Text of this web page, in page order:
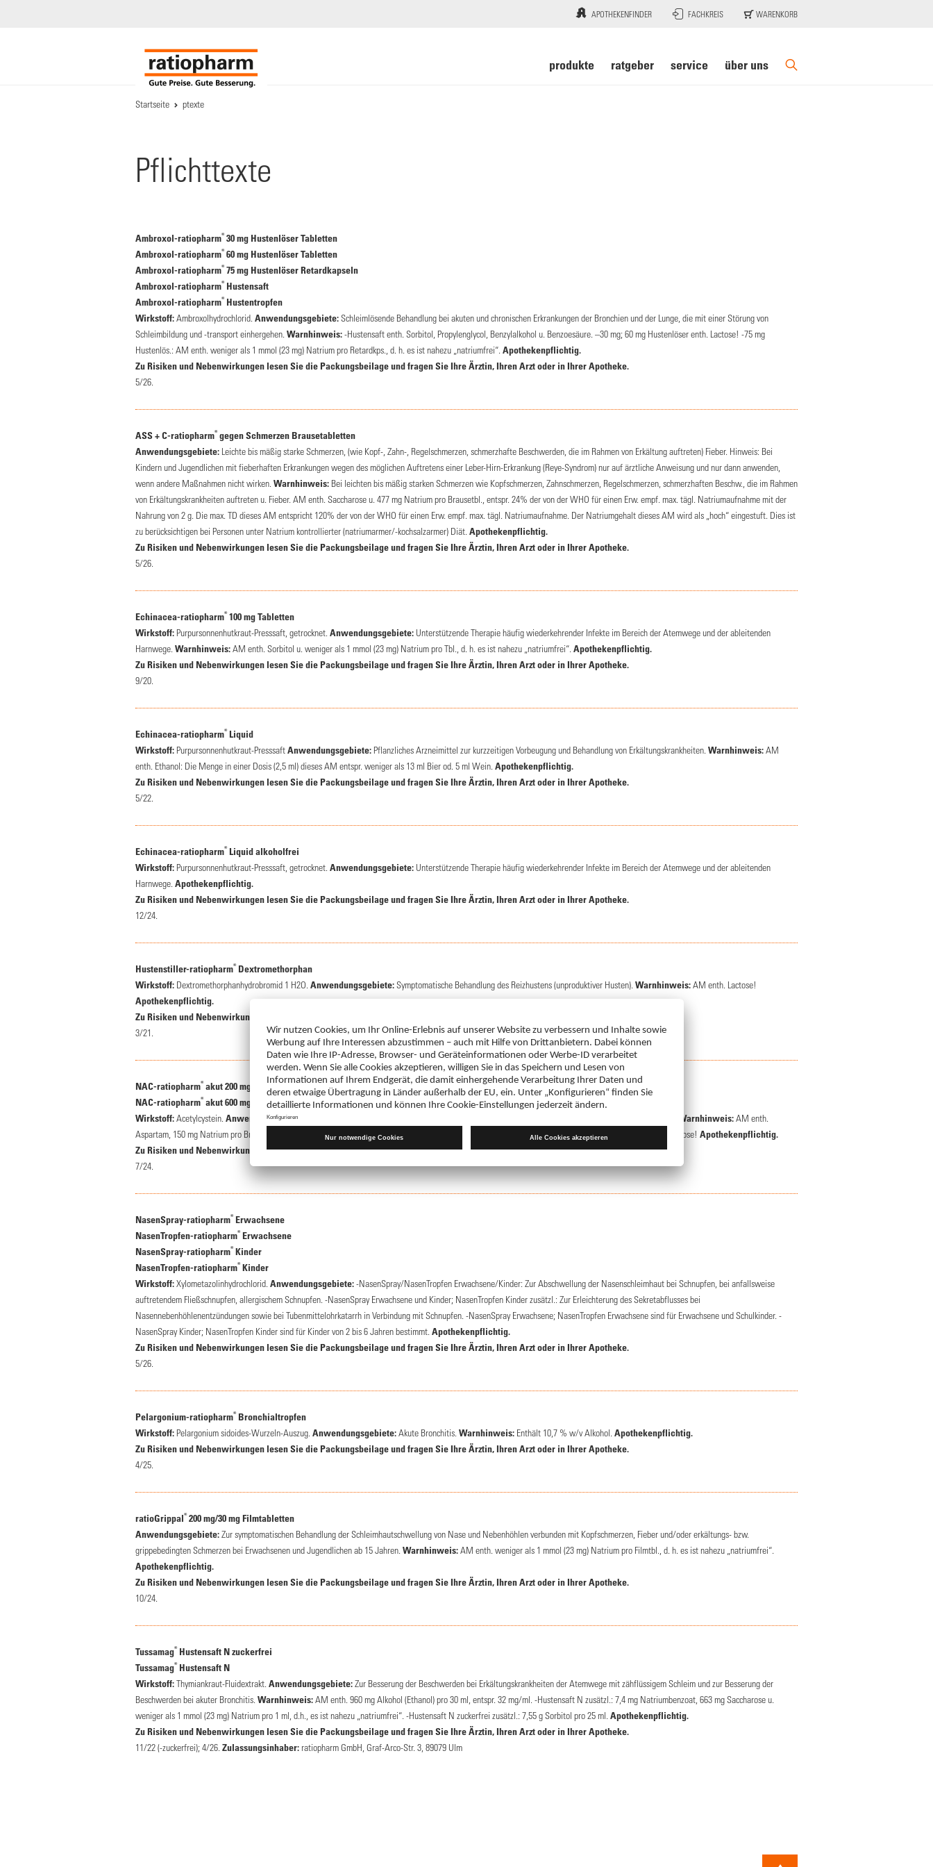
APOTHEKENFINDER FACHKREIS WARENKORB
produkte ratgeber service über uns
Startseite ptexte
Pflichttexte
Ambroxol-ratiopharm®30 mg Hustenlöser Tabletten
Ambroxol-ratiopharm®60 mg Hustenlöser Tabletten
Ambroxol-ratiopharm®75 mg Hustenlöser Retardkapseln
Ambroxol-ratiopharm®Hustensaft
Ambroxol-ratiopharm®Hustentropfen
Wirkstoff:Ambroxolhydrochlorid. Anwendungsgebiete:Schleimlösende Behandlung bei akuten und chronischen Erkrankungen der Bronchien und der Lunge, die mit einer Störung von
Schleimbildung und -transport einhergehen. Warnhinweis:-Hustensaft enth. Sorbitol, Propylenglycol, Benzylalkohol u. Benzoesäure. –30 mg; 60 mg Hustenlöser enth. Lactose! -75 mg
Hustenlös.: AM enth. weniger als 1 mmol (23 mg) Natrium pro Retardkps., d. h. es ist nahezu „natriumfrei“. Apothekenpflichtig.
Zu Risiken und Nebenwirkungen lesen Sie die Packungsbeilage und fragen Sie Ihre Ärztin, Ihren Arzt oder in Ihrer Apotheke.
5/26.
ASS + C-ratiopharm®gegen Schmerzen Brausetabletten
Anwendungsgebiete: Leichte bis mäßig starke Schmerzen, (wie Kopf-, Zahn-, Regelschmerzen, schmerzhafte Beschwerden, die im Rahmen von Erkältung auftreten) Fieber. Hinweis: Bei
Kindern und Jugendlichen mit fieberhaften Erkrankungen wegen des möglichen Auftretens einer Leber-Hirn-Erkrankung (Reye-Syndrom) nur auf ärztliche Anweisung und nur dann anwenden,
wenn andere Maßnahmen nicht wirken. Warnhinweis: Bei leichten bis mäßig starken Schmerzen wie Kopfschmerzen, Zahnschmerzen, Regelschmerzen, schmerzhaften Beschw., die im Rahmen
von Erkältungskrankheiten auftreten u. Fieber. AM enth. Saccharose u. 477 mg Natrium pro Brausetbl., entspr. 24% der von der WHO für einen Erw. empf. max. tägl. Natriumaufnahme mit der
Nahrung von 2 g. Die max. TD dieses AM entspricht 120% der von der WHO für einen Erw. empf. max. tägl. Natriumaufnahme. Der Natriumgehalt dieses AM wird als „hoch“ eingestuft. Dies ist
zu berücksichtigen bei Personen unter Natrium kontrollierter (natriumarmer/-kochsalzarmer) Diät. Apothekenpflichtig.
Zu Risiken und Nebenwirkungen lesen Sie die Packungsbeilage und fragen Sie Ihre Ärztin, Ihren Arzt oder in Ihrer Apotheke.
5/26.
Echinacea-ratiopharm®100 mg Tabletten
Wirkstoff: Purpursonnenhutkraut-Presssaft, getrocknet. Anwendungsgebiete: Unterstützende Therapie häufig wiederkehrender Infekte im Bereich der Atemwege und der ableitenden
Harnwege. Warnhinweis:AM enth. Sorbitol u. weniger als 1 mmol (23 mg) Natrium pro Tbl., d. h. es ist nahezu „natriumfrei“. Apothekenpflichtig.
Zu Risiken und Nebenwirkungen lesen Sie die Packungsbeilage und fragen Sie Ihre Ärztin, Ihren Arzt oder in Ihrer Apotheke.
9/20.
Echinacea-ratiopharm®Liquid
Wirkstoff: Purpursonnenhutkraut-PresssaftAnwendungsgebiete: Pflanzliches Arzneimittel zur kurzzeitigen Vorbeugung und Behandlung von Erkältungskrankheiten. Warnhinweis:AM
enth. Ethanol: Die Menge in einer Dosis (2,5 ml) dieses AM entspr. weniger als 13 ml Bier od. 5 ml Wein. Apothekenpflichtig.
Zu Risiken und Nebenwirkungen lesen Sie die Packungsbeilage und fragen Sie Ihre Ärztin, Ihren Arzt oder in Ihrer Apotheke.
5/22.
Echinacea-ratiopharm®Liquid alkoholfrei
Wirkstoff: Purpursonnenhutkraut-Presssaft, getrocknet. Anwendungsgebiete: Unterstützende Therapie häufig wiederkehrender Infekte im Bereich der Atemwege und der ableitenden
Harnwege. Apothekenpflichtig.
Zu Risiken und Nebenwirkungen lesen Sie die Packungsbeilage und fragen Sie Ihre Ärztin, Ihren Arzt oder in Ihrer Apotheke.
12/24.
Hustenstiller-ratiopharm®Dextromethorphan
Wirkstoff: Dextromethorphanhydrobromid 1 H2O. Anwendungsgebiete:Symptomatische Behandlung des Reizhustens (unproduktiver Husten). Warnhinweis:AM enth. Lactose!
Apothekenpflichtig.
Zu Risiken und Nebenwirkungen lesen Sie die Packungsbeilage und fragen Sie Ihre Ärztin, Ihren Arzt oder in Ihrer Apotheke.
3/21.
NAC-ratiopharm®akut 200 mg Hustenlöser Brausetabletten
NAC-ratiopharm®akut 600 mg Hustenlöser Brausetabletten
Wirkstoff:Acetylcystein. Anwendungsgebiete: Warnhinweis:AM enth.
Aspartam, 150 mg Natrium pro Brausetbl., entspr. 7,5 % der von der WHO für einen Erw. empf. max. tägl. Natriumaufnahme mit der Nahrung von 2 g u. Saccharose! Apothekenpflichtig.
Zu Risiken und Nebenwirkungen lesen Sie die Packungsbeilage und fragen Sie Ihre Ärztin, Ihren Arzt oder in Ihrer Apotheke.
7/24.
NasenSpray-ratiopharm®Erwachsene
NasenTropfen-ratiopharm®Erwachsene
NasenSpray-ratiopharm®Kinder
NasenTropfen-ratiopharm®Kinder
Wirkstoff:Xylometazolinhydrochlorid. Anwendungsgebiete:-NasenSpray/NasenTropfen Erwachsene/Kinder: Zur Abschwellung der Nasenschleimhaut bei Schnupfen, bei anfallsweise
auftretendem Fließschnupfen, allergischem Schnupfen. -NasenSpray Erwachsene und Kinder; NasenTropfen Kinder zusätzl.: Zur Erleichterung des Sekretabflusses bei
Nasennebenhöhlenentzündungen sowie bei Tubenmittelohrkatarrh in Verbindung mit Schnupfen. -NasenSpray Erwachsene; NasenTropfen Erwachsene sind für Erwachsene und Schulkinder. -
NasenSpray Kinder; NasenTropfen Kinder sind für Kinder von 2 bis 6 Jahren bestimmt. Apothekenpflichtig.
Zu Risiken und Nebenwirkungen lesen Sie die Packungsbeilage und fragen Sie Ihre Ärztin, Ihren Arzt oder in Ihrer Apotheke.
5/26.
Pelargonium-ratiopharm®Bronchialtropfen
Wirkstoff: Pelargonium sidoides-Wurzeln-Auszug. Anwendungsgebiete:Akute Bronchitis. Warnhinweis: Enthält 10,7 % w/v Alkohol. Apothekenpflichtig.
Zu Risiken und Nebenwirkungen lesen Sie die Packungsbeilage und fragen Sie Ihre Ärztin, Ihren Arzt oder in Ihrer Apotheke.
4/25.
ratioGrippal®200 mg/30 mg Filmtabletten
Anwendungsgebiete:Zur symptomatischen Behandlung der Schleimhautschwellung von Nase und Nebenhöhlen verbunden mit Kopfschmerzen, Fieber und/oder erkältungs- bzw.
grippebedingten Schmerzen bei Erwachsenen und Jugendlichen ab 15 Jahren. Warnhinweis:AM enth. weniger als 1 mmol (23 mg) Natrium pro Filmtbl., d. h. es ist nahezu „natriumfrei“.
Apothekenpflichtig.
Zu Risiken und Nebenwirkungen lesen Sie die Packungsbeilage und fragen Sie Ihre Ärztin, Ihren Arzt oder in Ihrer Apotheke.
10/24.
Tussamag®Hustensaft N zuckerfrei
Tussamag®Hustensaft N
Wirkstoff:Thymiankraut-Fluidextrakt. Anwendungsgebiete:Zur Besserung der Beschwerden bei Erkältungskrankheiten der Atemwege mit zähflüssigem Schleim und zur Besserung der
Beschwerden bei akuter Bronchitis. Warnhinweis:AM enth. 960 mg Alkohol (Ethanol) pro 30 ml, entspr. 32 mg/ml. -Hustensaft N zusätzl.: 7,4 mg Natriumbenzoat, 663 mg Saccharose u.
weniger als 1 mmol (23 mg) Natrium pro 1 ml, d.h., es ist nahezu „natriumfrei“. -Hustensaft N zuckerfrei zusätzl.: 7,55 g Sorbitol pro 25 ml. Apothekenpflichtig.
Zu Risiken und Nebenwirkungen lesen Sie die Packungsbeilage und fragen Sie Ihre Ärztin, Ihren Arzt oder in Ihrer Apotheke.
11/22 (-zuckerfrei); 4/26. Zulassungsinhaber: ratiopharm GmbH, Graf-Arco-Str. 3, 89079 Ulm